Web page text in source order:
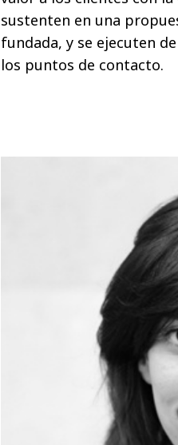
sustenten en una
fundada, y se ejecuten
los puntos de contacto.